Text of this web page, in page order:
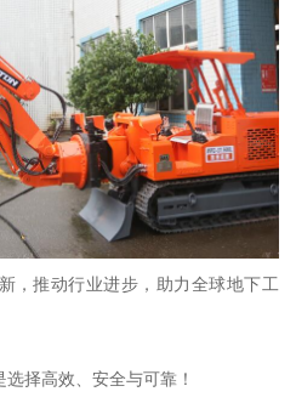
，推动行业进步，助力全球地下工
择高效、安全与可靠！